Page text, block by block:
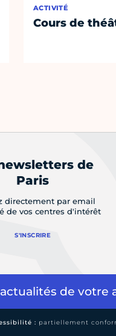
ACTIVITÉ
Cours de
de
Paris
directement par email
de vos centres d'intérêt
S'INSCRIRE
de votre
: partiellement